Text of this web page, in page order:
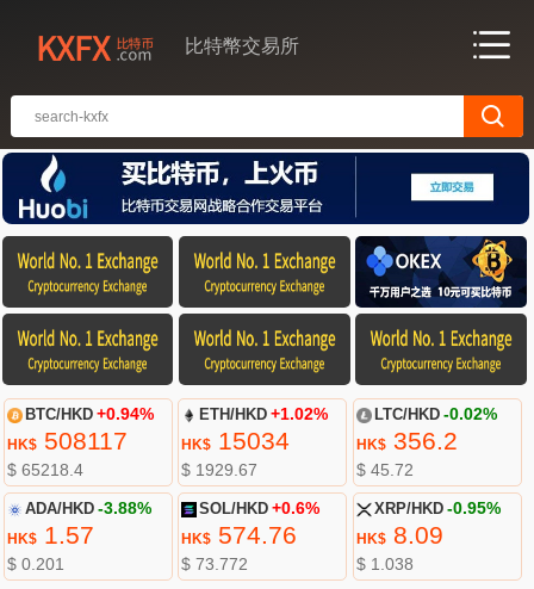
比特幣交易所
BTC/HKD +0.94%
HK$508117
$ 65218.4
ETH/HKD +1.02%
HK$ 15034
$ 1929.67
LTC/HKD -0.02%
HK$356.2
$ 45.72
ADA/HKD -3.88%
HK$1.57
$ 0.201
SOL/HKD +0.6%
HK$ 574.76
$ 73.772
XRP/HKD -0.95%
HK$8.09
$ 1.038